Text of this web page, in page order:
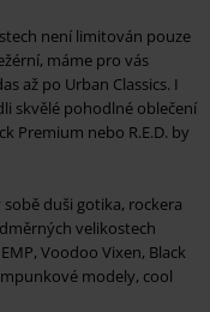
není limitován pouze
máme pro vás
až po Urban Classics. I
skvělé pohodlné oblečení
Premium nebo R.E.D. by
duši gotika, rockera
velikostech
Voodoo Vixen, Black
modely, cool